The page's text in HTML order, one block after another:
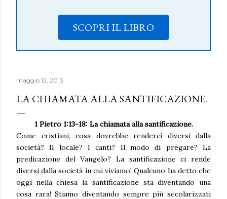
SCOPRI IL LIBRO
maggio 12, 2013
LA CHIAMATA ALLA SANTIFICAZIONE.
1 Pietro 1:13-18: La chiamata alla santificazione.
Come cristiani, cosa dovrebbe renderci diversi dalla
società? Il locale? I canti? Il modo di pregare? La
predicazione del Vangelo? La santificazione ci rende
diversi dalla società in cui viviamo! Qualcuno ha detto che
oggi nella chiesa la santificazione sta diventando una
cosa rara! Stiamo diventando sempre più secolarizzati